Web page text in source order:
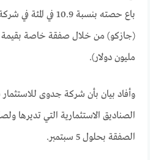
باع حصته بنسبة 10.9
مليون دولار).
وأفاد بيان بأن شركة جدوى
الصناديق الاستثمارية التي تديرها
الصفقة بحلول 5 سبتمبر.